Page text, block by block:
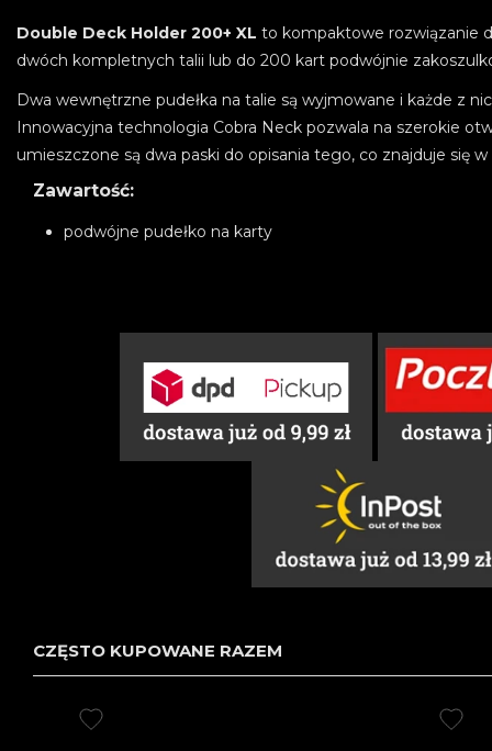
Double Deck Holder 200+ XL to kompaktowe rozwiązanie
dwóch kompletnych talii lub do 200 kart podwójnie
Dwa wewnętrzne pudełka na talie są wyjmowane i każde z
Innowacyjna technologia Cobra Neck pozwala na szerokie
umieszczone są dwa paski do opisania tego, co znajduje się w
Zawartość:
podwójne pudełko na karty
CZĘSTO KUPOWANE RAZEM